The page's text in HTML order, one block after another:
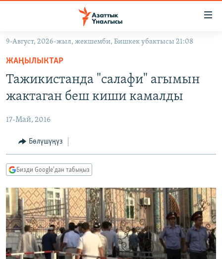
Навигацияга
өтүңүз
Издөөгө
салыңыз
ЭКОНОМИКА
МАДАНИЯТ
БОРБОР АЗИЯ
АТАЙЫН ИЛИКТӨӨ
ТВ ПРОГРАММАЛАР
ЭКСПЕРТТЕР ТАЛДАЙТ
БИЗ ЖАНА ДҮЙНӨ
ДАНИСТЕ
ЭЖЕ-СИҢДИЛЕР
АЗАТТЫК+
ӨЗГӨЧӨ ПИКИР
Русский
ОНЛАЙН ШЕРИНЕ
9-Август, 2026-жыл, жекшемби, Бишкек убактысы 21:08
ЖАҢЫЛЫКТАР
Тажикистанда "салафи" агымын
жактаган беш киши камалды
17-Май, 2016
Бөлүшүңүз
Бизди Google'дан табыңыз